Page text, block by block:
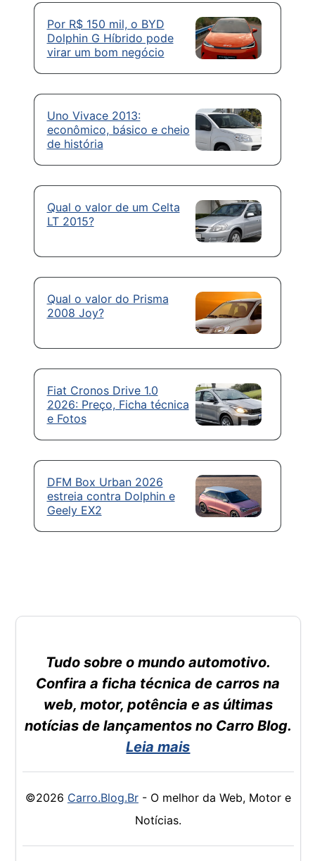
Por R$ 150 mil, o BYD
Dolphin G Híbrido pode
virar um bom negócio
Uno Vivace 2013:
econômico, básico e cheio
de história
Qual o valor de um Celta
LT 2015?
Qual o valor do Prisma
2008 Joy?
Fiat Cronos Drive 1.0
2026: Preço, Ficha técnica
e Fotos
DFM Box Urban 2026
estreia contra Dolphin e
Geely EX2
Tudo sobre o mundo automotivo.
Confira a ficha técnica de carros na
web, motor, potência e as últimas
notícias de lançamentos no Carro Blog.
Leia mais
©2026 Carro.Blog.Br- O melhor da Web, Motor e
Notícias.